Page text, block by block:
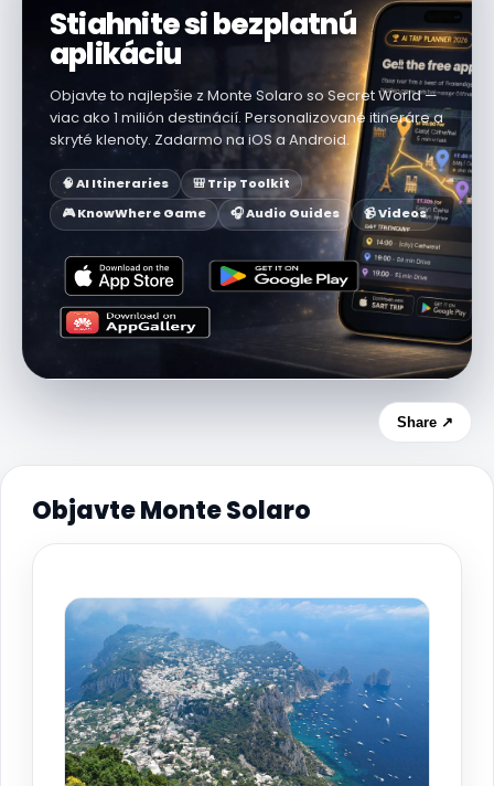
Stiahnite si bezplatnú
aplikáciu
Objavte to najlepšie z Monte Solaro so Secret World —
viac ako 1 milión destinácií. Personalizované itineráre a
skryté klenoty. Zadarmo na iOS a Android.
🧠 AI Itineraries
🎒 Trip Toolkit
🎮 KnowWhere Game
🎧 Audio Guides 📹 Videos
Share ↗
Objavte Monte Solaro